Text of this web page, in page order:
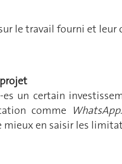
le travail fourni et
un certain
comme WhatsApp
mieux en saisir les